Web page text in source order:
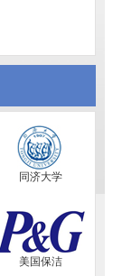
同济大学
美国保洁